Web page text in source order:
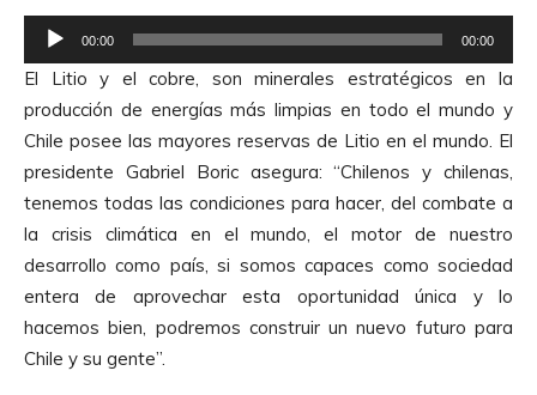
e
p
r
o
d
u
c
t
o
r
d
00:00 00:00
El Litio y el cobre, son minerales estratégicos en la
producción de energías más limpias en todo el mundo y
Chile posee las mayores reservas de Litio en el mundo. El
presidente Gabriel Boric asegura: “Chilenos y chilenas,
tenemos todas las condiciones para hacer, del combate a
la crisis climática en el mundo, el motor de nuestro
desarrollo como país, si somos capaces como sociedad
entera de aprovechar esta oportunidad única y lo
hacemos bien, podremos construir un nuevo futuro para
Chile y su gente”.